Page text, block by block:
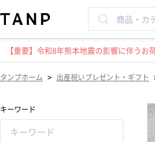
【重要】令和8年熊本地震の影響に伴うお
タンプホーム > 出産祝いプレゼント・ギフト
キーワード